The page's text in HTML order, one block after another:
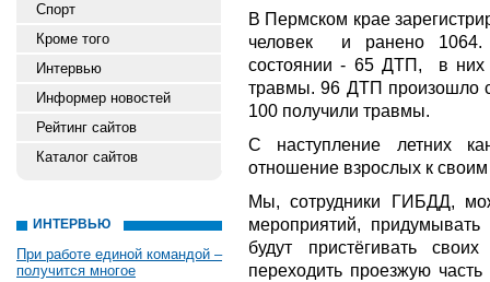
Спорт
Кроме того
Интервью
Информер новостей
Рейтинг сайтов
Каталог сайтов
ИНТЕРВЬЮ
При работе единой командой –
получится многое
В Пермском крае
человек и ранено 1064.
состоянии - 65 ДТП, в них
травмы. 96 ДТП произошло
100 получили травмы.
С наступление летних
отношение взрослых к
Мы, сотрудники ГИБДД,
мероприятий,
будут пристёгивать
переходить проезжую